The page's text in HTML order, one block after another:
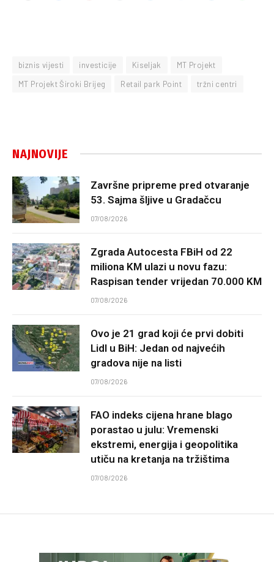
biznis vijesti investicije Kiseljak
MT Projekt
MT Projekt Široki Brijeg
Retail park Point tržni centri
NAJNOVIJE
Završne pripreme pred otvaranje
53. Sajma šljive u Gradačcu
07/08/2026
Zgrada Autocesta FBiH od 22
miliona KM ulazi u novu fazu:
Raspisan tender vrijedan 70.000 KM
07/08/2026
Ovo je 21 grad koji će prvi dobiti
Lidl u BiH: Jedan od najvećih
gradova nije na listi
07/08/2026
FAO indeks cijena hrane blago
porastao u julu: Vremenski
ekstremi, energija i geopolitika
utiču na kretanja na tržištima
07/08/2026